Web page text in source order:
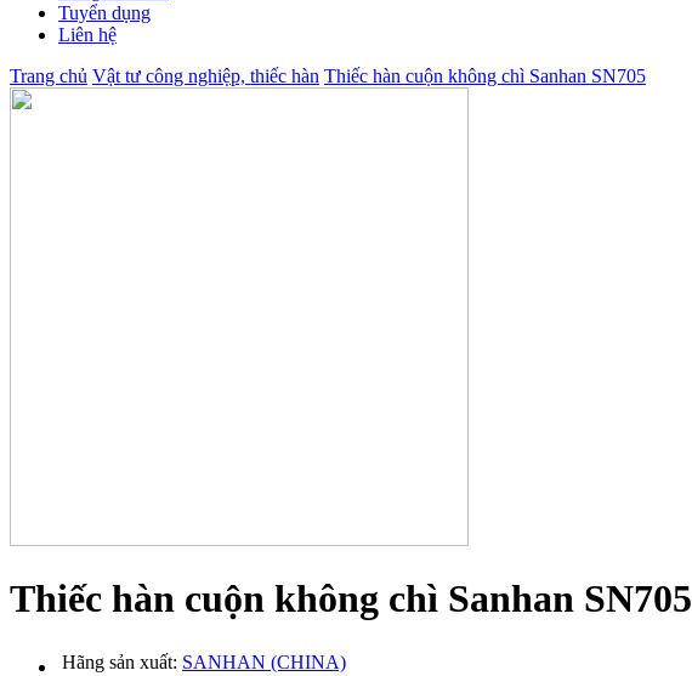
Tuyển dụng
Liên hệ
Trang chủ Vật tư công nghiệp, thiếc hàn Thiếc hàn cuộn không chì Sanhan SN705
Thiếc hàn cuộn không chì Sanhan SN705
Hãng sản xuất: SANHAN (CHINA)